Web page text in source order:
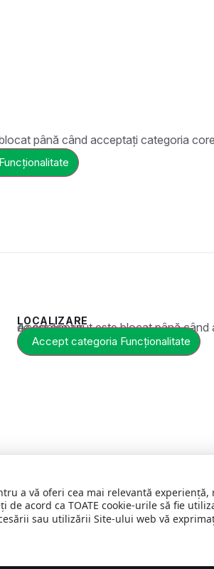
până când acceptați categoria
LOCALIZARE
Acest conținut este blocat până când acceptați categoria corespunzătoare de cookie-uri.
Accept categoria Funcționalitate
a vă oferi cea mai relevantă
de acord ca TOATE cookie-urile să fie
sau utilizării Site-ului web vă